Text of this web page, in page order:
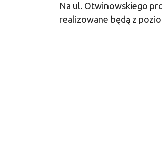
Na ul. Otwinowskiego
realizowane będą z